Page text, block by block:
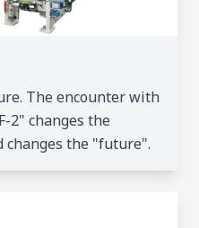
The encounter with
2" changes the
the "future".